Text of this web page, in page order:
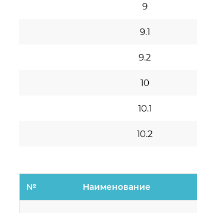
9
9.1
9.2
10
10.1
10.2
№ Наименование